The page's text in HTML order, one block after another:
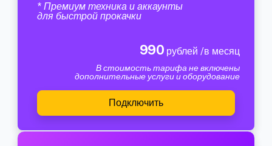
* Премиум техника и аккаунты
для быстрой прокачки
990 рублей /в месяц
В стоимость тарифа не включены
дополнительные услуги и оборудование
Подключить